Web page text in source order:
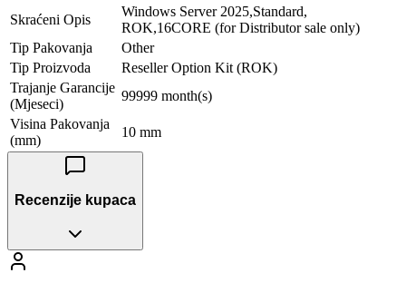
Skraćeni Opis
Windows Server 2025,Standard,
ROK,16CORE (for Distributor sale only)
Tip Pakovanja
Other
Tip Proizvoda
Reseller Option Kit (ROK)
Trajanje Garancije
(Mjeseci)
99999 month(s)
Visina Pakovanja
(mm)
10 mm
Recenzije kupaca